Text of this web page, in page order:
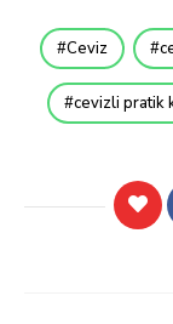
Ceviz
cevizli pratik